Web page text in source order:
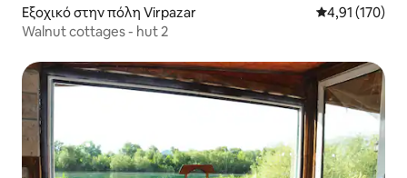
Εξοχικό στην πόλη Virpazar Μέση
4,91 (170)
Walnut cottages - hut 2